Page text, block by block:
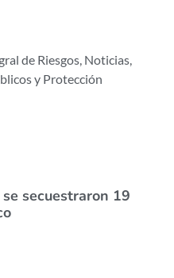
de Riesgos, Noticias,
y Protección
secuestraron 19